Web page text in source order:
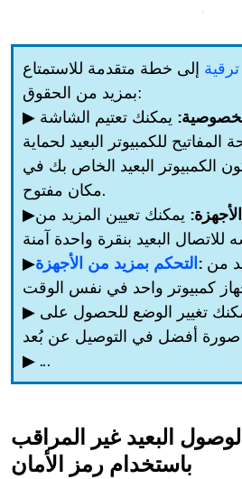
ترقية إلى خطة متقدمة للاستمتاع
بمزيد من الحقوق:
▶ يمكنك تعتيم الشاشة
للكمبيوتر البعيد لحماية
الكمبيوتر البعيد الخاص بك في
مكان مفتوح.
▶يمكنك تعيين المزيد من
▶التحكم بمزيد من الأجهزة:
▶ تغيير الوضع للحصول على
▶ ...
2. الوصول البعيد غير المراقب
باستخدام رمز الأمان